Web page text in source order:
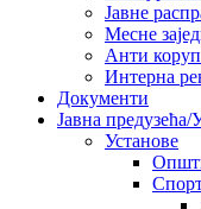
Јавне
Месне
Анти
Интерна
Документи
Јавна предузећа/
Установе